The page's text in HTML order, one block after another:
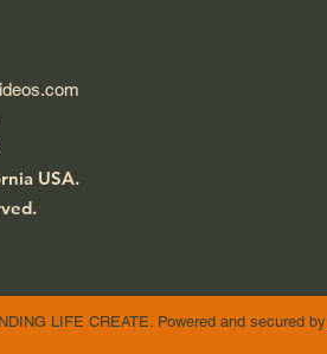
USA.
LIFE CREATE. Powered and secured by